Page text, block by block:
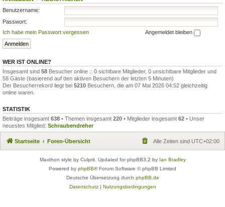
Benutzername:
Passwort:
Ich habe mein Passwort vergessen
Angemeldet bleiben
WER IST ONLINE?
Insgesamt sind 58 Besucher online :: 0 sichtbare Mitglieder, 0 unsichtbare Mitglieder und
58 Gäste (basierend auf den aktiven Besuchern der letzten 5 Minuten)
Der Besucherrekord liegt bei 5210 Besuchern, die am 07 Mai 2026 04:52 gleichzeitig
online waren.
STATISTIK
Beiträge insgesamt 638 • Themen insgesamt 220 • Mitglieder insgesamt 62 • Unser
neuestes Mitglied: Schraubendreher
Startseite Foren-Übersicht Alle Zeiten sind UTC+02:00
Maxthon style by Culprit. Updated for phpBB3.2 by Ian Bradley
Powered by phpBB® Forum Software © phpBB Limited
Deutsche Übersetzung durch phpBB.de
Datenschutz| Nutzungsbedingungen